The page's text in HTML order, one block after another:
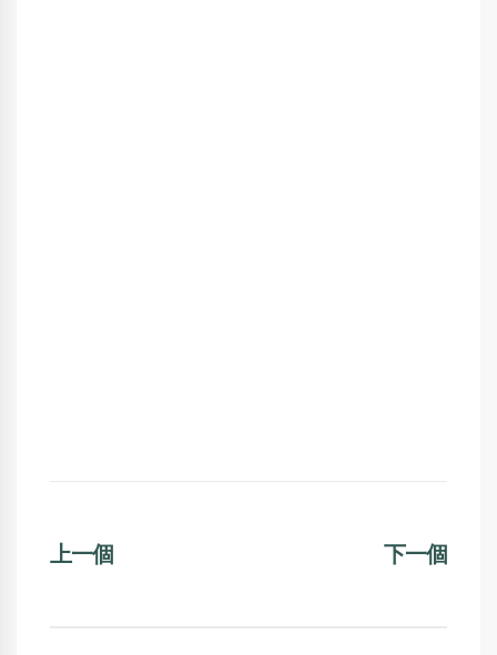
上一個 下一個